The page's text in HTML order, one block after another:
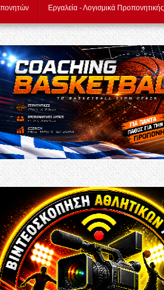
Εργαλεία - Λογισμικά Προπονητικής